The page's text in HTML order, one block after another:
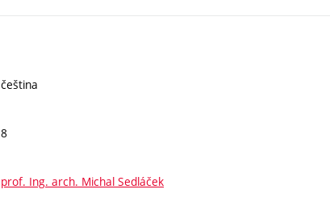
čeština
8
prof. Ing. arch. Michal Sedláček